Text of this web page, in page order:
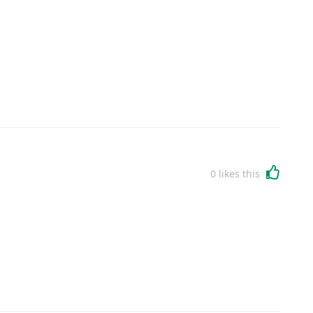
0 likes this